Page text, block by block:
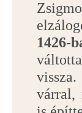
1426-
várral,